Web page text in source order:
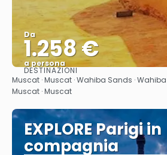
Da
1.258 €
a persona
Vedere
DESTINAZIONI
Muscat · Muscat · Wahiba Sands · Wahiba
Muscat · Muscat
EXPLORE Parigi in
compagnia